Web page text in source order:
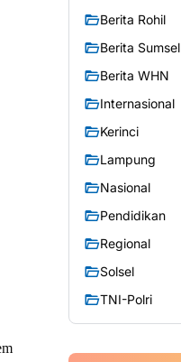
Berita Rohil
Berita Sumsel
Berita WHN
Internasional
Kerinci
Lampung
Nasional
Pendidikan
Regional
Solsel
TNI-Polri